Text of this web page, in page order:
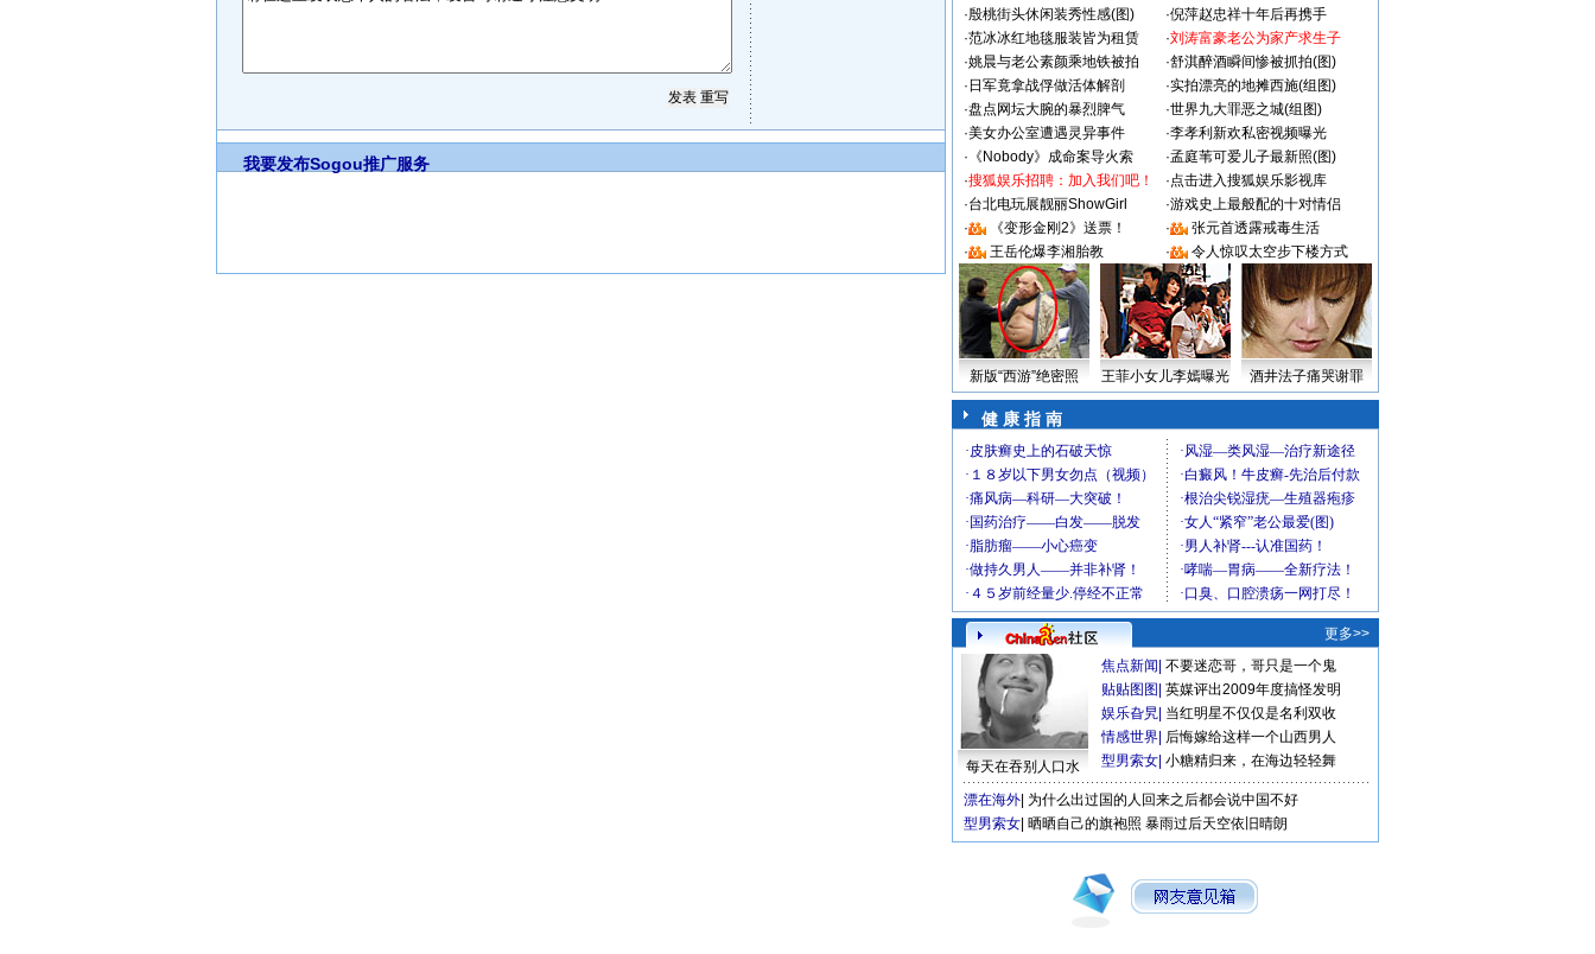
我要发布Sogou推广服务
·殷桃街头休闲装秀性感(图) ·倪萍赵忠祥十年后再携手
·范冰冰红地毯服装皆为租赁 ·刘涛富豪老公为家产求生子
·姚晨与老公素颜乘地铁被拍 ·舒淇醉酒瞬间惨被抓拍(图)
· 日军竟拿战俘做活体解剖 ·实拍漂亮的地摊西施(组图)
·盘点网坛大腕的暴烈脾气 ·世界九大罪恶之城(组图)
·美女办公室遭遇灵异事件 ·李孝利新欢私密视频曝光
· 《Nobody》成命案导火索 ·孟庭苇可爱儿子最新照(图)
·搜狐娱乐招聘：加入我们吧！ ·点击进入搜狐娱乐影视库
·台北电玩展靓丽ShowGirl ·游戏史上最般配的十对情侣
·
《变形金刚2》送票！ ·
张元首透露戒毒生活
·
王岳伦爆李湘胎教 · 令人惊叹太空步下楼方式
新版“西游”绝密照 王菲小女儿李嫣曝光 酒井法子痛哭谢罪
健 康 指 南
更多>>
每天在吞别人口水
焦点新闻 不要迷恋哥，哥只是一个鬼
贴贴图图 英媒评出2009年度搞怪发明
娱乐旮旯 当红明星不仅仅是名利双收
情感世界 后悔嫁给这样一个山西男人
型男索女 小糖精归来，在海边轻轻舞
漂在海外 为什么出过国的人回来之后都会说中国不好
型男索女 晒晒自己的旗袍照 暴雨过后天空依旧晴朗